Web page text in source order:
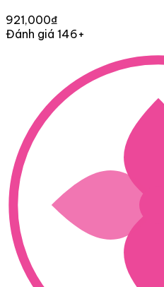
921,000₫
Đánh giá 146+